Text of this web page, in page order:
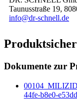
Taunusstraße 19,
info@dr-schnell.de
Dokumente zur
44fe-b8e0-